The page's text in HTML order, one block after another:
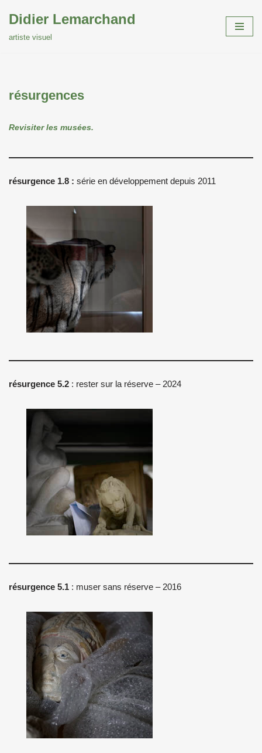
Didier Lemarchand
artiste visuel
résurgences
Revisiter les musées.
résurgence 1.8 : série en développement depuis 2011
résurgence 5.2 : rester sur la réserve – 2024
résurgence 5.1 : muser sans réserve – 2016